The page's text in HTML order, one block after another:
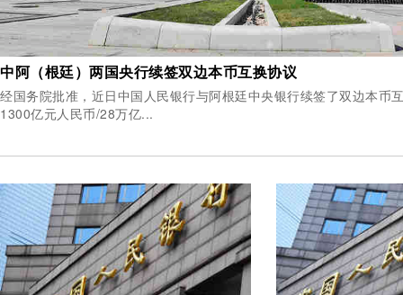
中阿（根廷）两国央行续签双边本币互换协议
经国务院批准，近日中国人民银行与阿根廷中央银行续签了双边本币
1300亿元人民币/28万亿...